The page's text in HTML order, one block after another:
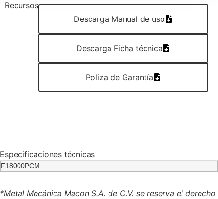
Recursos
Descarga Manual de uso
Descarga Ficha técnica
Poliza de Garantía
Especificaciones técnicas
F18000PCM
*Metal Mecánica Macon S.A. de C.V. se reserva el derecho